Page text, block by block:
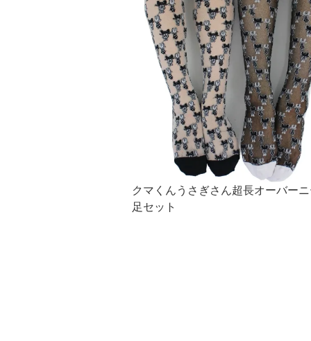
クマくんうさぎさん超長オーバー
足セット